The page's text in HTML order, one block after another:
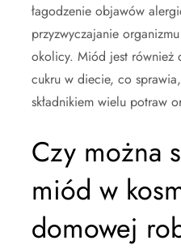
łagodzenie objawów
przyzwyczajanie
okolicy. Miód jest również
cukru w diecie, co
składnikiem wielu potraw
Czy można
miód w
domowej